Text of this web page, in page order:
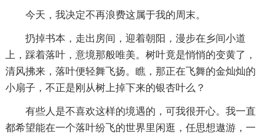
今天，我决定不再浪费这属于我的周末。
扔掉书本，走出房间，迎着朝阳，漫步在乡间小道
上，踩着落叶，意境那般唯美。树叶竟是悄悄的变黄了，
清风拂来，落叶便轻舞飞扬。瞧，那正在飞舞的金灿灿的
小扇子，不正是刚从树上掉下来的银杏叶么？
有些人是不喜欢这样的境遇的，可我很开心。我一直
都希望能在一个落叶纷飞的世界里闲逛，任思想遨游，一